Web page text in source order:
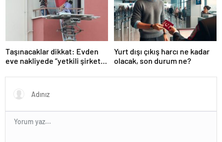
Taşınacaklar dikkat: Evden
eve nakliyede “yetkili şirket”
Yurt dışı çıkış harcı ne kadar
olacak, son durum ne?